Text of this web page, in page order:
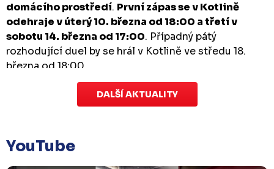
domácího prostředí. První zápas se v Kotlině
odehraje v úterý 10. března od 18:00 a třetí v
sobotu 14. března od 17:00. Případný pátý
rozhodující duel by se hrál v Kotlině ve středu 18.
března od 18:00.
Zápas dorostu je odložen
které se mělo odehrát v pátek 30. ledna ve 14:15,
odloženo!Odehraje se v náhradním termínu, o
DALŠÍ AKTUALITY
YouTube